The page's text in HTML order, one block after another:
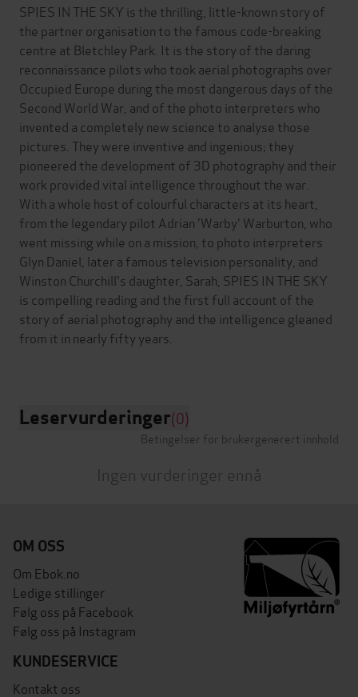
SPIES IN THE SKY is the thrilling, little-known story of
the partner organisation to the famous code-breaking
centre at Bletchley Park. It is the story of the daring
reconnaissance pilots who took aerial photographs over
Occupied Europe during the most dangerous days of the
Second World War, and of the photo interpreters who
invented a completely new science to analyse those
pictures. They were inventive and ingenious; they
pioneered the development of 3D photography and their
work provided vital intelligence throughout the war.
With a whole host of colourful characters at its heart,
from the legendary pilot Adrian 'Warby' Warburton, who
went missing while on a mission, to photo interpreters
Glyn Daniel, later a famous television personality, and
Winston Churchill's daughter, Sarah, SPIES IN THE SKY
is compelling reading and the first full account of the
story of aerial photography and the intelligence gleaned
from it in nearly fifty years.
Leservurderinger(0)
Betingelser for brukergenerert innhold
Ingen vurderinger ennå
OM OSS
Om Ebok.no
Ledige stillinger
Følg oss på Facebook
Følg oss på Instagram
KUNDESERVICE
Kontakt oss